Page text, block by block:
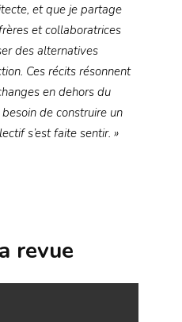
et que je partage
et collaboratrices
des alternatives
Ces récits résonnent
en dehors du
de construire un
s’est faite sentir. »
revue